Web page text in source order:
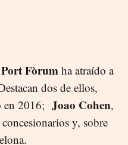
Port Fòrum ha atraído a
dos de ellos,
en 2016; Joao Cohen,
y, sobre